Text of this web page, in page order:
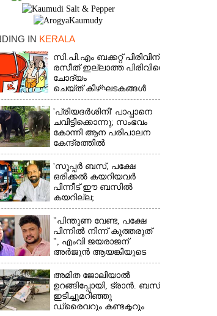
IN KERALA
സി.പി.എം ബക്കറ്റ് പിരിവിന്:
രസീത് ഇല്ലാത്ത പിരിവിനെ
ചോദ്യം
ചെയ്ത് കീഴ്ഘടകങ്ങൾ
'പ്രിയദർശിനി' പാപ്പാനെ
ചവിട്ടിക്കൊന്നു; സംഭവം
കോന്നി ആന പരിപാലന
കേന്ദ്രത്തിൽ
'സൂപ്പർ ബസ്, പക്ഷേ
ഒരിക്കൽ കയറിയവർ
പിന്നീട് ഈ ബസിൽ
കയറില്ല;
കെഎസ്ആർടിസിക്ക്
നഷ്ടം അരലക്ഷം
രൂപയോളം'
"പിന്തുണ വേണ്ട,​ പക്ഷേ
പിന്നിൽ നിന്ന് കുത്തരുത്
", എംവി ജയരാജന്
അർജുൻ ആയങ്കിയുടെ
മറുപടി
അമിത ജോലിയാൽ
ഉറങ്ങിപ്പോയി, ട്രാൻ. ബസ്
ഇടിച്ചുമറിഞ്ഞു
ഡ്രൈവറും കണ്ടക്ടറും
×